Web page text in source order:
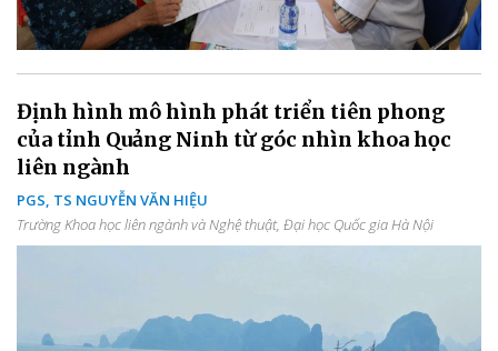
Định hình mô hình phát triển tiên phong
của tỉnh Quảng Ninh từ góc nhìn khoa học
liên ngành
PGS, TS NGUYỄN VĂN HIỆU
Trường Khoa học liên ngành và Nghệ thuật, Đại học Quốc gia Hà Nội